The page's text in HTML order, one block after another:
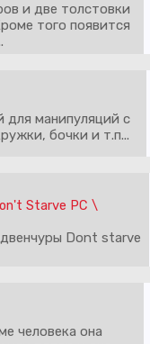
и две толстовки
того появится
для манипуляций с
бочки и т.п...
Starve PC \
Dont starve
человека она